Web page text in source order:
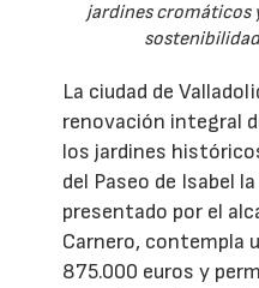
jardines cromáticos
La ciudad de
renovación integral
los jardines
del Paseo de Isabel
presentado por el
Carnero, contempla
875.000 euros y